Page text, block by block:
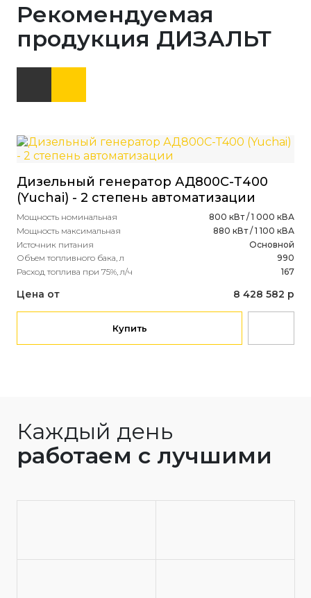
Рекомендуемая
продукция ДИЗАЛЬТ
Дизельный генератор АД800С-Т400
(Yuchai) - 2 степень автоматизации
Мощность номинальная
800 кВт / 1 000 кВА
Мощность максимальная
880 кВт / 1 100 кВА
Источник питания
Основной
Объем топливного бака, л
990
Расход топлива при 75%, л/ч
167
Цена от 8 428 582 р
Купить
Каждый день
работаем с лучшими